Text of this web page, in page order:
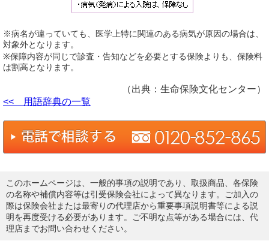
※病名が違っていても、医学上特に関連のある病気が原因の場合は、
対象外となります。
※保障内容が同じで診査・告知などを必要とする保険よりも、保険料
は割高となります。
（出典：生命保険文化センター）
<< 用語辞典の一覧
このホームページは、一般的事項の説明であり、取扱商品、各保険
の名称や補償内容等は引受保険会社によって異なります。ご加入の
際は保険会社または最寄りの代理店から重要事項説明書等による説
明を再度受ける必要があります。ご不明な点等がある場合には、代
理店までお問い合わせください。